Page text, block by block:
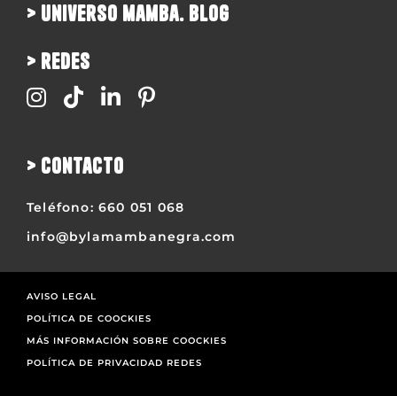
> universo mamba. blog
> redes
> contacto
Teléfono: 660 051 068
info@bylamambanegra.com
AVISO LEGAL
POLÍTICA DE COOCKIES
MÁS INFORMACIÓN SOBRE COOCKIES
POLÍTICA DE PRIVACIDAD REDES